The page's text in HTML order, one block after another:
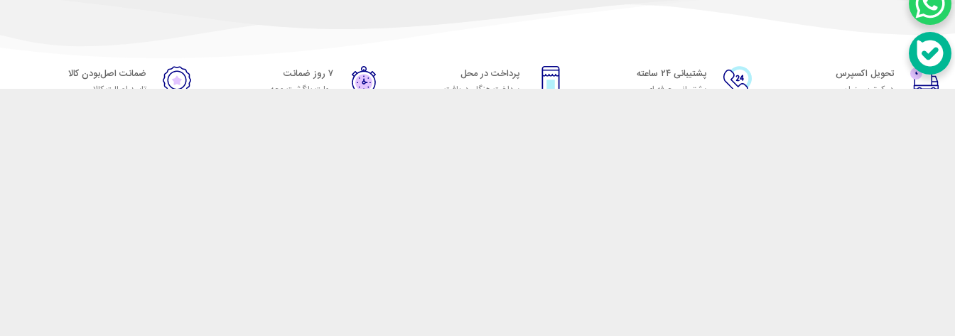
تحویل اکسپرس
در کمترین زمان
پشتیبانی ۲۴ ساعته
پشتیبانی حرفه ای
پرداخت در محل
پرداخت هنگام دریافت
۷ روز ضمانت
مهلت بازگشت وجه
ضمانت اصل‌بودن کالا
تایید اصالت کالا